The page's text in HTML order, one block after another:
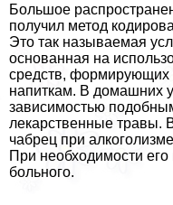
Большое
получил метод
Это так называемая
основанная на
средств, формирующих
напиткам. В домашних
зависимостью
лекарственные травы.
чабрец при
При необходимости
больного.